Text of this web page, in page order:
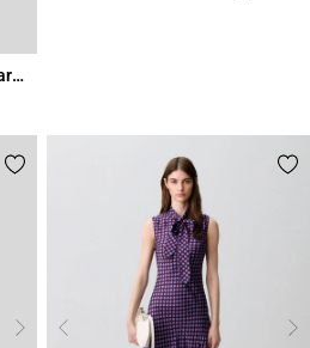
Veganer Ledergürtel mit Charms